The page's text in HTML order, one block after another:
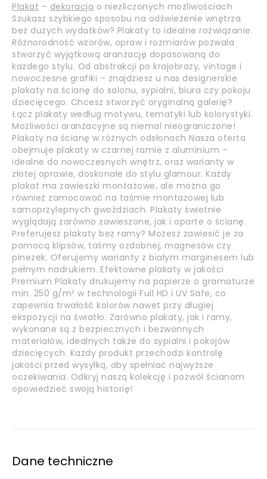
Plakat – dekoracja o niezliczonych możliwościach
Szukasz szybkiego sposobu na odświeżenie wnętrza
bez dużych wydatków? Plakaty to idealne rozwiązanie.
Różnorodność wzorów, opraw i rozmiarów pozwala
stworzyć wyjątkową aranżację dopasowaną do
każdego stylu. Od abstrakcji po krajobrazy, vintage i
nowoczesne grafiki – znajdziesz u nas designerskie
plakaty na ścianę do salonu, sypialni, biura czy pokoju
dziecięcego. Chcesz stworzyć oryginalną galerię?
Łącz plakaty według motywu, tematyki lub kolorystyki.
Możliwości aranżacyjne są niemal nieograniczone!
Plakaty na ścianę w różnych odsłonach Nasza oferta
obejmuje plakaty w czarnej ramie z aluminium –
idealne do nowoczesnych wnętrz, oraz warianty w
złotej oprawie, doskonałe do stylu glamour. Każdy
plakat ma zawieszki montażowe, ale można go
również zamocować na taśmie montażowej lub
samoprzylepnych gwoździach. Plakaty świetnie
wyglądają zarówno zawieszone, jak i oparte o ścianę.
Preferujesz plakaty bez ramy? Możesz zawiesić je za
pomocą klipsów, taśmy ozdobnej, magnesów czy
pinezek. Oferujemy warianty z białym marginesem lub
pełnym nadrukiem. Efektowne plakaty w jakości
Premium Plakaty drukujemy na papierze o gramaturze
min. 250 g/m² w technologii Full HD i UV Safe, co
zapewnia trwałość kolorów nawet przy długiej
ekspozycji na światło. Zarówno plakaty, jak i ramy,
wykonane są z bezpiecznych i bezwonnych
materiałów, idealnych także do sypialni i pokojów
dziecięcych. Każdy produkt przechodzi kontrolę
jakości przed wysyłką, aby spełniać najwyższe
oczekiwania. Odkryj naszą kolekcję i pozwól ścianom
opowiedzieć swoją historię!
Dane techniczne